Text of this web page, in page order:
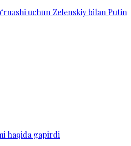
uchun Zelenskiy bilan Putin
haqida gapirdi